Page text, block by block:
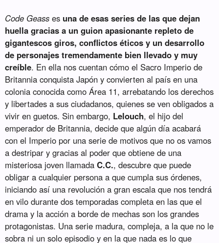
Code Geass es una de esas series de las que dejan
huella gracias a un guion apasionante repleto de
gigantescos giros, conflictos éticos y un desarrollo
de personajes tremendamente bien llevado y muy
creíble. En ella nos cuentan cómo el Sacro Imperio de
Britannia conquista Japón y convierten al país en una
colonia conocida como Área 11, arrebatando los derechos
y libertades a sus ciudadanos, quienes se ven obligados a
vivir en guetos. Sin embargo, Lelouch, el hijo del
emperador de Britannia, decide que algún día acabará
con el Imperio por una serie de motivos que no os vamos
a destripar y gracias al poder que obtiene de una
misteriosa joven llamadaC.C., descubre que puede
obligar a cualquier persona a que cumpla sus órdenes,
iniciando así una revolución a gran escala que nos tendrá
en vilo durante dos temporadas completa en las que el
drama y la acción a borde de mechas son los grandes
protagonistas. Una serie madura, compleja, a la que no le
sobra ni un solo episodio y en la que nada es lo que